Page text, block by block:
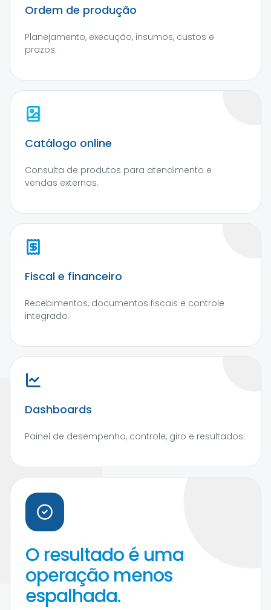
Ordem de produção
Planejamento, execução, insumos, custos e
prazos.
Catálogo online
Consulta de produtos para atendimento e
vendas externas.
Fiscal e financeiro
Recebimentos, documentos fiscais e controle
integrado.
Dashboards
Painel de desempenho, controle, giro e resultados.
O resultado é uma
operação menos
espalhada.